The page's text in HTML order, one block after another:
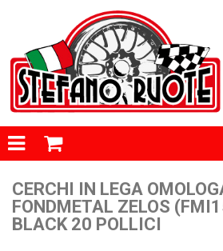
CERCHI IN LEGA
FONDMETAL ZELOS
BLACK 20 POLLICI